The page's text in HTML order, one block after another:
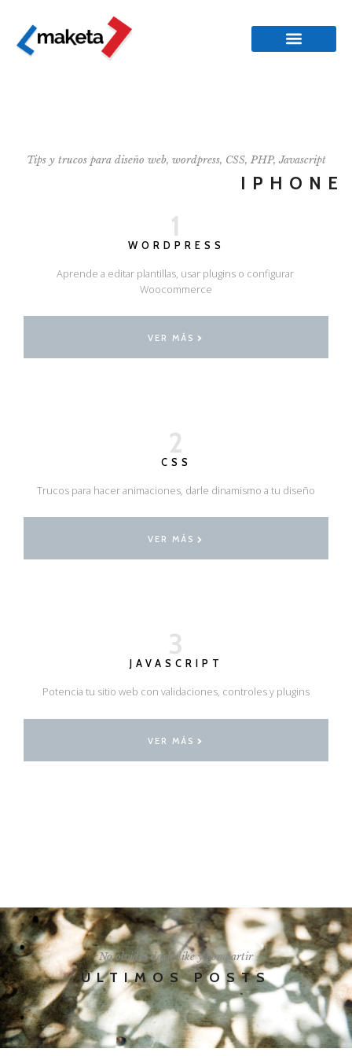
Tips y trucos para diseño web, wordpress, CSS, PHP, Javascript
IPHONE
1
WORDPRESS
Aprende a editar plantillas, usar plugins o configurar
Woocommerce
VER MÁS
2
CSS
Trucos para hacer animaciones, darle dinamismo a tu diseño
VER MÁS
3
JAVASCRIPT
Potencia tu sitio web con validaciones, controles y plugins
VER MÁS
No olvides darle like y compartir
ÚLTIMOS POSTS